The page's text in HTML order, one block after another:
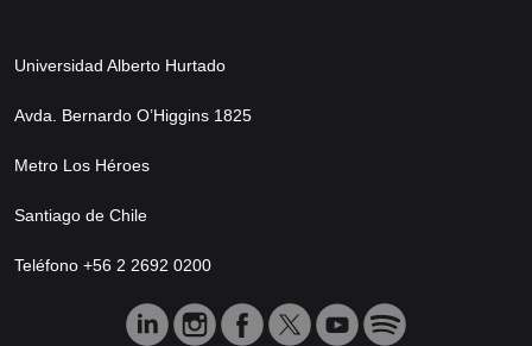
Universidad Alberto Hurtado
Avda. Bernardo O’Higgins 1825
Metro Los Héroes
Santiago de Chile
Teléfono +56 2 2692 0200